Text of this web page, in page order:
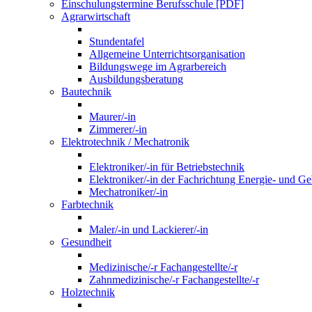
Einschulungstermine Berufsschule [PDF]
Agrarwirtschaft
Stundentafel
Allgemeine Unterrichtsorganisation
Bildungswege im Agrarbereich
Ausbildungsberatung
Bautechnik
Maurer/-in
Zimmerer/-in
Elektrotechnik / Mechatronik
Elektroniker/-in für Betriebstechnik
Elektroniker/-in der Fachrichtung Energie- und
Mechatroniker/-in
Farbtechnik
Maler/-in und Lackierer/-in
Gesundheit
Medizinische/-r Fachangestellte/-r
Zahnmedizinische/-r Fachangestellte/-r
Holztechnik